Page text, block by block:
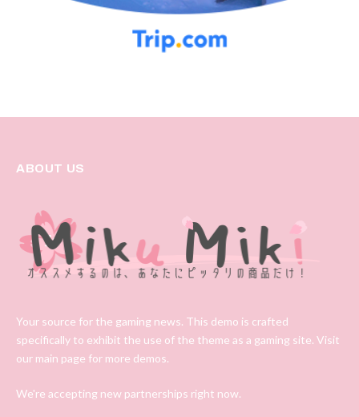
ABOUT US
Your source for the gaming news. This demo is crafted
specifically to exhibit the use of the theme as a gaming site. Visit
our main page for more demos.
We're accepting new partnerships right now.